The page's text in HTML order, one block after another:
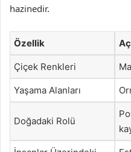
hazinedir.
Özellik
Çiçek Renkleri
Yaşama Alanları
Doğadaki Rolü